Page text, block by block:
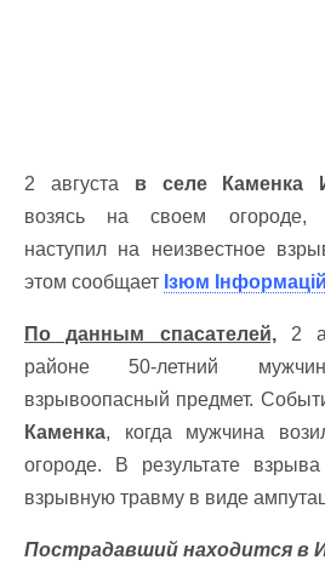
2 августа в селе Каменка
возясь на своем огороде,
наступил на неизвестное
этом сообщает Ізюм
По данным спасателей,2
районе 50-летний
взрывоопасный предмет.
Каменка, когда мужчина
огороде. В результате
взрывную травму в виде
Пострадавший находится в